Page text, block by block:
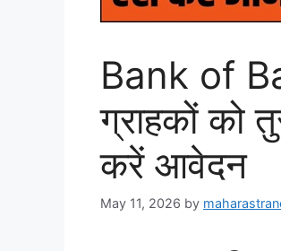
Bank of
ग्राहकों को
करें आवेदन
May 11, 2026 by